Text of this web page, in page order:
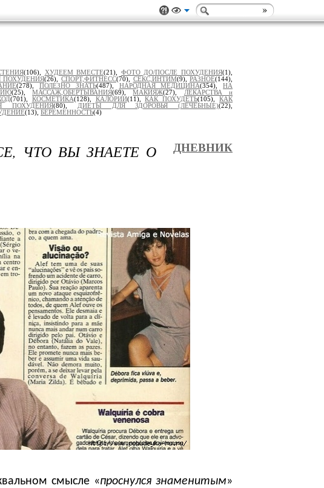
(106), ХУДЕЕМ ВМЕСТЕ(21), ФОТО ДО/ПОСЛЕ ПОХУДЕНИЯ(1),
ПОХУДЕНИЯ(26), СПОРТ,ФИТНЕСС(70), СЕКС,ИНТИМ(9),РАЗНОЕ(144),
(278), ПОЛЕЗНО ЗНАТЬ(487), НАРОДНАЯ МЕДИЦИНА(354),НА
(25),МАССАЖ,ОБЕРТЫВАНИЯ(69),МАКИЯЖ(27),
ЛЕКАРСТВА и
(701), КОСМЕТИКА(128), КАЛОРИИ(11),КАК ПОХУДЕТЬ(105),КАК
ПОХУДЕНИЯ(80), ДИЕТЫ ДЛЯ ЗДОРОВЬЯ (ЛЕЧЕБНЫЕ)(22),
(13), БЕРЕМЕННОСТЬ(4)
ЧТО ВЫ ЗНАЕТЕ О
ДНЕВНИК
смысле «проснулся знаменитым»